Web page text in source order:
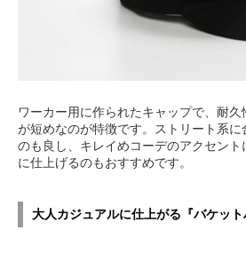
ワーカー用に作られたキャップで、耐
が短めなのが特徴です。ストリート系に
のも良し、キレイめコーデのアクセント
に仕上げるのもおすすめです。
大人カジュアルに仕上がる『バケット